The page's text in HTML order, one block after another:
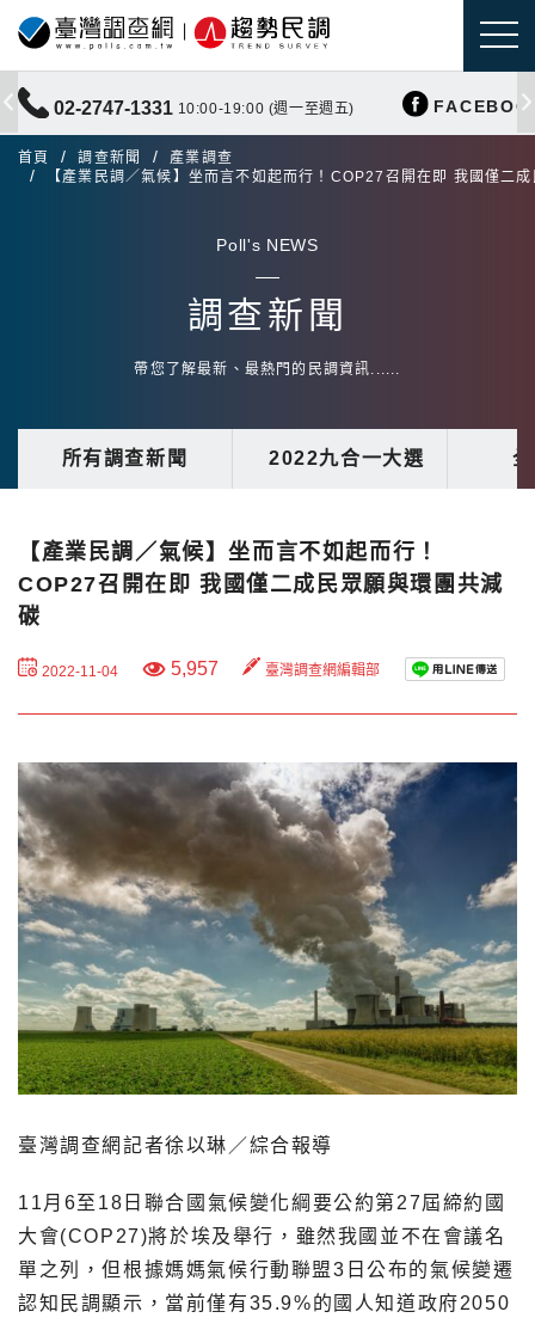
02-2747-1331 10:00-19:00 (週一至週五)
首頁 調查新聞
產業調查
【產業民調／氣候】坐而言不如起而行！COP27召開在即 我國僅二
Poll's NEWS
調查新聞
帶您了解最新、最熱門的民調資訊......
所有調查新聞 2022九合一大選
【產業民調／氣候】坐而言不如起而行！
COP27召開在即 我國僅二成民眾願與環團共減
碳
2022-11-04 5,957 臺灣調查網編輯部
臺灣調查網記者徐以琳／綜合報導
11月6至18日聯合國氣候變化綱要公約第27屆締約國
大會(COP27)將於埃及舉行，雖然我國並不在會議名
單之列，但根據媽媽氣候行動聯盟3日公布的氣候變遷
認知民調顯示，當前僅有35.9%的國人知道政府2050